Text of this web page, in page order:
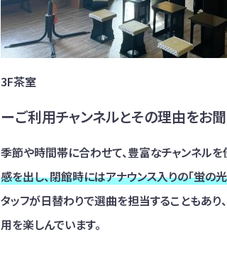
3F茶室
ーご利用チャンネルとその理由をお
季節や時間帯に合わせて、豊富なチャンネルを
感を出し、閉館時にはアナウンス入りの「蛍の
タッフが日替わりで選曲を担当することもあ
用を楽しんでいます。